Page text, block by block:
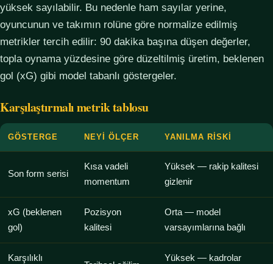
yüksek sayılabilir. Bu nedenle ham sayılar yerine,
oyuncunun ve takımın rolüne göre normalize edilmiş
metrikler tercih edilir: 90 dakika başına düşen değerler,
topla oynama yüzdesine göre düzeltilmiş üretim, beklenen
gol (xG) gibi model tabanlı göstergeler.
Karşılaştırmalı metrik tablosu
GÖSTERGE NEYI ÖLÇER YANILMA RISKI
Son form serisi
Kısa vadeli
momentum
Yüksek — rakip kalitesi
gizlenir
xG (beklenen
gol)
Pozisyon
kalitesi
Orta — model
varsayımlarına bağlı
Karşılıklı
Yüksek — kadrolar